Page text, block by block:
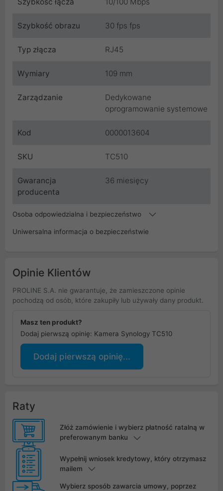
Szybkość obrazu 30 fps fps
Typ złącza RJ45
Wymiary 109 mm
Zarządzanie
Dedykowane
oprogramowanie systemowe
Kod 0000013604
SKU TC510
Gwarancja
producenta
36 miesięcy
Osoba odpowiedzialna i bezpieczeństwo
Uniwersalna informacja o bezpieczeństwie
Opinie Klientów
PROLINE S.A. nie gwarantuje, że zamieszczone opinie
pochodzą od osób, które zakupiły lub używały dany produkt.
Masz ten produkt?
Dodaj pierwszą opinię: Kamera Synology TC510
Dodaj pierwszą opinię...
Raty
Złóż zamówienie i wybierz płatność ratalną w
preferowanym banku
Wypełnij wniosek kredytowy, który otrzymasz
mailem
Wybierz sposób zawarcia umowy, poprzez